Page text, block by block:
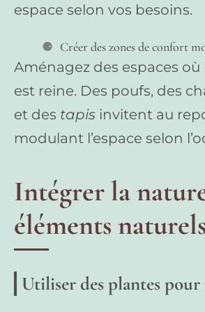
espace selon vos besoins.
Créer des zones de confort
Aménagez des espaces où
est reine. Des poufs, des
et des tapis invitent au
modulant l’espace selon
Intégrer la
éléments naturels
Utiliser des plantes